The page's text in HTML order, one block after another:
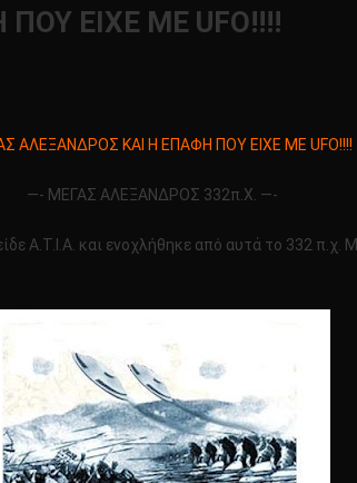
ΕΙΧΕ ΜΕ UFO!!!!
ΑΛΕΞΑΝΔΡΟΣ ΚΑΙ Η ΕΠΑΦΗ ΠΟΥ ΕΙΧΕ ΜΕ UFO!!!!
—- ΜΕΓΑΣ ΑΛΕΞΑΝΔΡΟΣ 332π.Χ. —-
Α.Τ.Ι.Α. και ενοχλήθηκε από αυτά το 332